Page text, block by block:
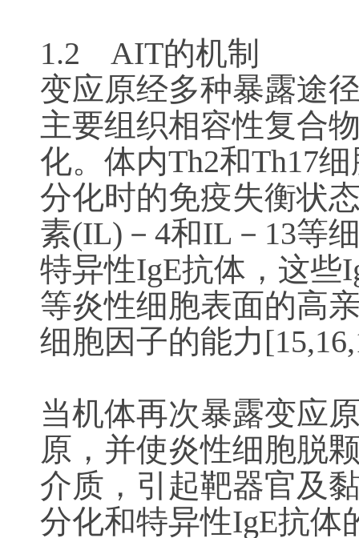
1.2 AIT的机制
变应原经多种暴露途
主要组织相容性复合
化。体内Th2和Th17
分化时的免疫失衡状
素(IL)－4和IL－13等
特异性IgE抗体，这些
等炎性细胞表面的高
细胞因子的能力
当机体再次暴露变应
原，并使炎性细胞脱
介质，引起靶器官及
分化和特异性IgE抗体